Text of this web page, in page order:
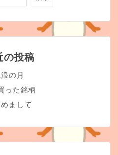
の投稿
の月
った銘柄
まして